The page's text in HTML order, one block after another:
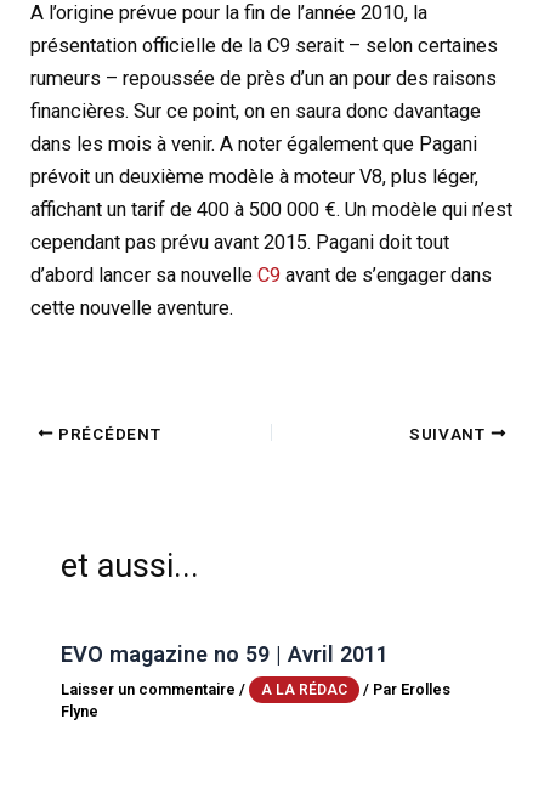
A l’origine prévue pour la fin de l’année 2010, la
présentation officielle de la C9 serait – selon certaines
rumeurs – repoussée de près d’un an pour des raisons
financières. Sur ce point, on en saura donc davantage
dans les mois à venir. A noter également que Pagani
prévoit un deuxième modèle à moteur V8, plus léger,
affichant un tarif de 400 à 500 000 €. Un modèle qui n’est
cependant pas prévu avant 2015. Pagani doit tout
d’abord lancer sa nouvelleC9 avant de s’engager dans
cette nouvelle aventure.
PRÉCÉDENT SUIVANT
et aussi...
EVO magazine no 59 | Avril 2011
Laisser un commentaire / A LA RÉDAC / Par Erolles
Flyne